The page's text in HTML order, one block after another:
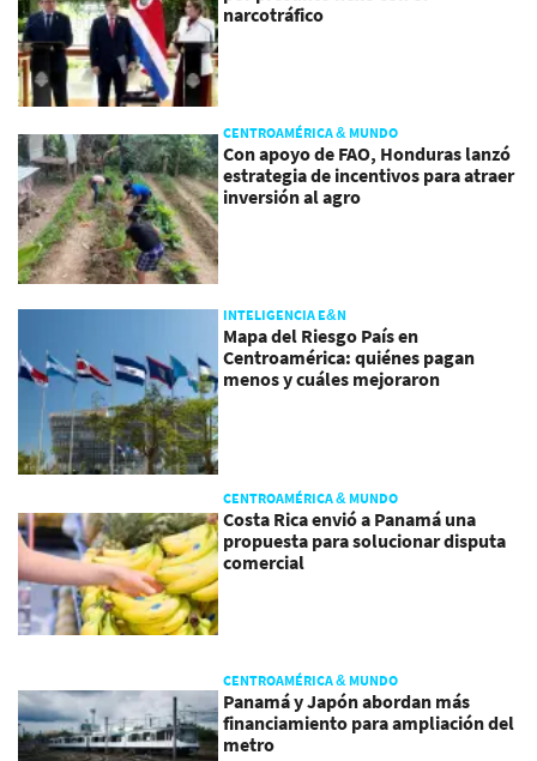
narcotráfico
CENTROAMÉRICA & MUNDO
Con apoyo de FAO, Honduras lanzó
estrategia de incentivos para atraer
inversión al agro
INTELIGENCIA E&N
Mapa del Riesgo País en
Centroamérica: quiénes pagan
menos y cuáles mejoraron
CENTROAMÉRICA & MUNDO
Costa Rica envió a Panamá una
propuesta para solucionar disputa
comercial
CENTROAMÉRICA & MUNDO
Panamá y Japón abordan más
financiamiento para ampliación del
metro